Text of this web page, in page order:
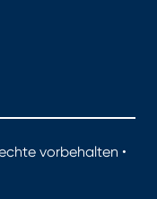
vorbehalten •